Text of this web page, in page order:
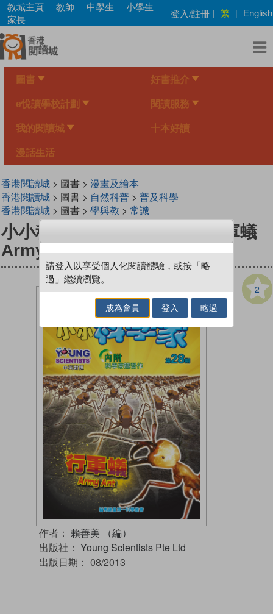
Skip
main
content
教城主頁 教師 中學生
小學生
家長
登入/註冊 | 繁 | English
圖書 好書推介
e悅讀學校計劃 閱讀服務
我的閱讀城 十本好讀
漫話生活
香港閱讀城> 圖書 > 漫畫及繪本
香港閱讀城> 圖書 > 自然科普> 普及科學
香港閱讀城> 圖書 > 學與教 > 常識
小小科學家（第三级）#28 行軍蟻
Army Ant
2
作者： 賴善美 （編）
出版社： Young Scientists Pte Ltd
出版日期： 08/2013
請登入以享受個人化閱讀體驗，或按「略
過」繼續瀏覽。
成為會員 登入 略過